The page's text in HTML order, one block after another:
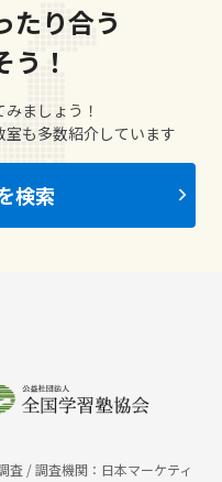
たり合う
！
ましょう！
も多数紹介しています
検索
/ 調査機関：日本マーケティ